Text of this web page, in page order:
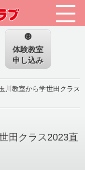
体験教室
申し込み
川教室から学世田クラス
田クラス2023直